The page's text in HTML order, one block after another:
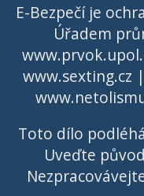
E-Bezpečí je
Úřadem
www.sexting.cz |
Toto dílo
Uveďte